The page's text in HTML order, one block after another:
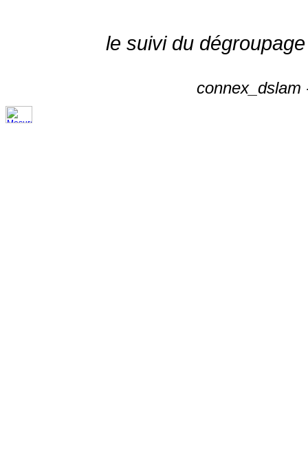
le suivi du
connex_dslam